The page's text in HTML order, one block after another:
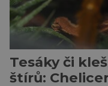
Tesáky či
štírů: